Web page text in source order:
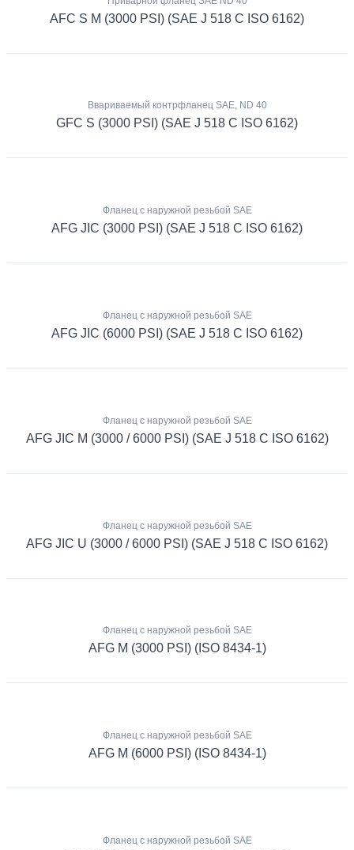
AFC S M (3000 PSI) (SAE J 518 C ISO 6162)
Ввариваемый контрфланец SAE, ND 40
GFC S (3000 PSI) (SAE J 518 C ISO 6162)
Фланец с наружной резьбой SAE
AFG JIC (3000 PSI) (SAE J 518 C ISO 6162)
Фланец с наружной резьбой SAE
AFG JIC (6000 PSI) (SAE J 518 C ISO 6162)
Фланец с наружной резьбой SAE
AFG JIC M (3000 / 6000 PSI) (SAE J 518 C ISO 6162)
Фланец с наружной резьбой SAE
AFG JIC U (3000 / 6000 PSI) (SAE J 518 C ISO 6162)
Фланец с наружной резьбой SAE
AFG M (3000 PSI) (ISO 8434-1)
Фланец с наружной резьбой SAE
AFG M (6000 PSI) (ISO 8434-1)
Фланец с наружной резьбой SAE